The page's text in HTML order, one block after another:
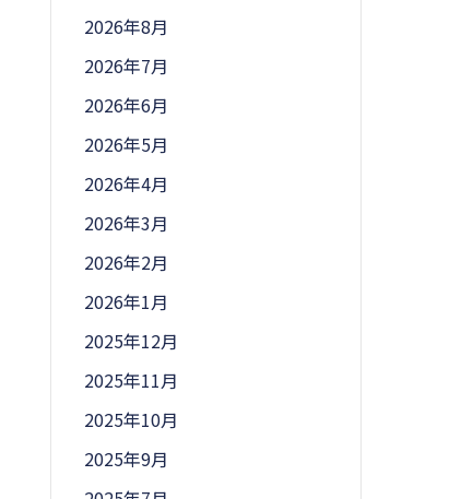
2026年8月
2026年7月
2026年6月
2026年5月
2026年4月
2026年3月
2026年2月
2026年1月
2025年12月
2025年11月
2025年10月
2025年9月